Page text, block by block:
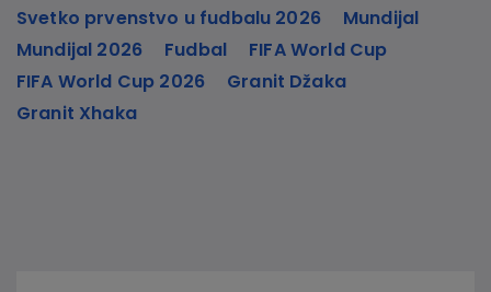
Svetko prvenstvo u fudbalu 2026
Mundijal
Mundijal 2026
Fudbal
FIFA World Cup
FIFA World Cup 2026
Granit Džaka
Granit Xhaka